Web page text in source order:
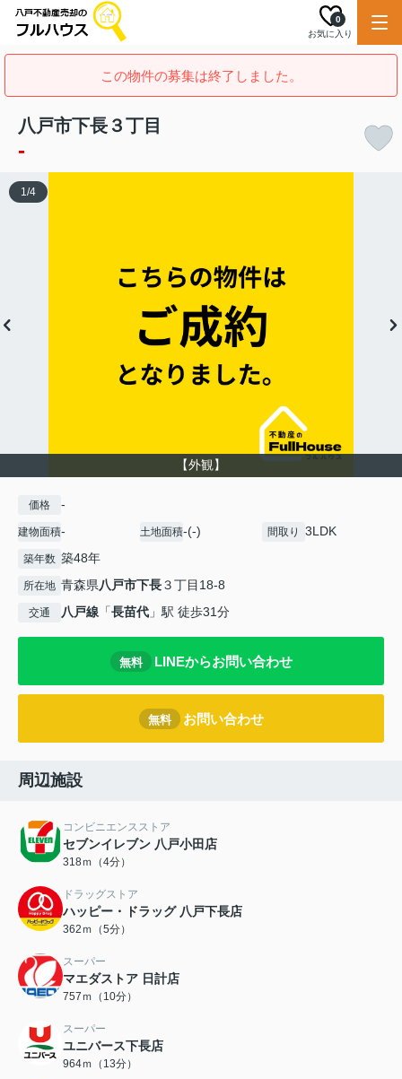
お気に入り
0
この物件の募集は終了しました。
八戸市下長３丁目
-
【外観】
1/4
価格 -
建物面積- 土地面積-(-) 間取り 3LDK
築年数 築48年
所在地 青森県八戸市下長３丁目18-8
交通 八戸線 「長苗代 」駅 徒歩31分
無料 LINEからお問い合わせ
無料 お問い合わせ
周辺施設
コンビニエンスストア
セブンイレブン 八戸小田店
318ｍ（4分）
ドラッグストア
ハッピー・ドラッグ 八戸下長店
362ｍ（5分）
スーパー
マエダストア 日計店
757ｍ（10分）
スーパー
ユニバース下長店
964ｍ（13分）